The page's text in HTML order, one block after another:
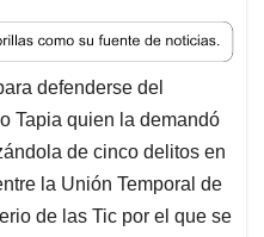
defenderse del
Tapia quien la demandó
de cinco delitos en
la Unión Temporal de
de las Tic por el que se